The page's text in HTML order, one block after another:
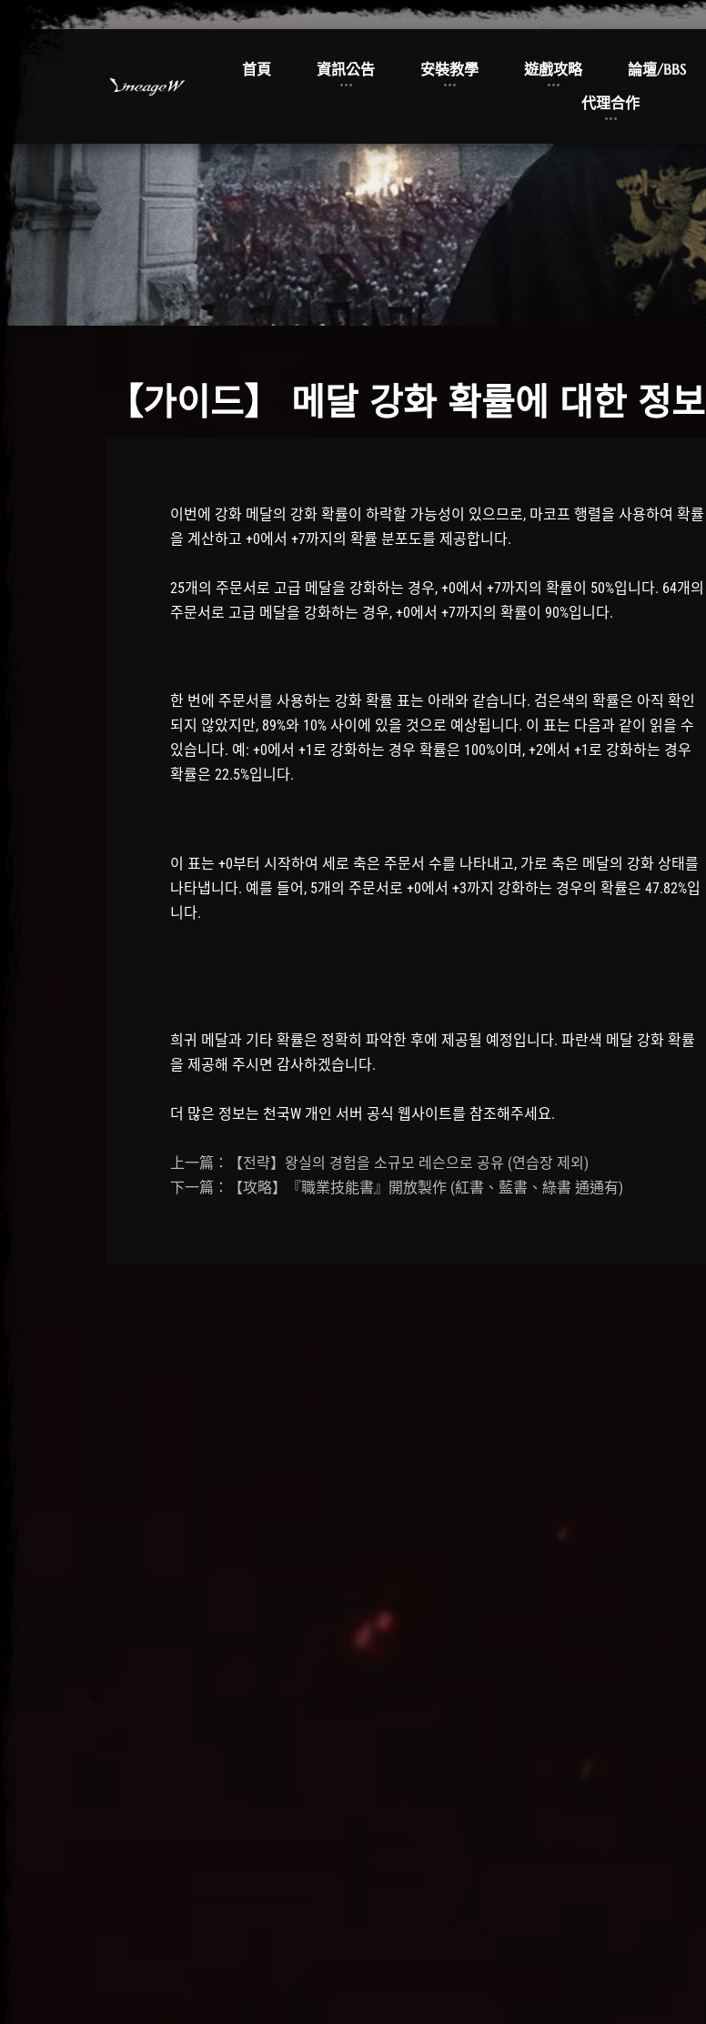
首頁 資訊公告 安裝教學 遊戲攻略 論壇/BBS
代理合作
【가이드】 메달 강화 확률에 대한 정보
이번에 강화 메달의 강화 확률이 하락할 가능성이 있으므로, 마코프 행렬을 사용하여 확률
을 계산하고 +0에서 +7까지의 확률 분포도를 제공합니다.
25개의 주문서로 고급 메달을 강화하는 경우, +0에서 +7까지의 확률이 50%입니다. 64개의
주문서로 고급 메달을 강화하는 경우, +0에서 +7까지의 확률이 90%입니다.
한 번에 주문서를 사용하는 강화 확률 표는 아래와 같습니다. 검은색의 확률은 아직 확인
되지 않았지만, 89%와 10% 사이에 있을 것으로 예상됩니다. 이 표는 다음과 같이 읽을 수
있습니다. 예: +0에서 +1로 강화하는 경우 확률은 100%이며, +2에서 +1로 강화하는 경우
확률은 22.5%입니다.
이 표는 +0부터 시작하여 세로 축은 주문서 수를 나타내고, 가로 축은 메달의 강화 상태를
나타냅니다. 예를 들어, 5개의 주문서로 +0에서 +3까지 강화하는 경우의 확률은 47.82%입
니다.
희귀 메달과 기타 확률은 정확히 파악한 후에 제공될 예정입니다. 파란색 메달 강화 확률
을 제공해 주시면 감사하겠습니다.
더 많은 정보는 천국W 개인 서버 공식 웹사이트를 참조해주세요.
上一篇：【전략】왕실의 경험을 소규모 레슨으로 공유 (연습장 제외)
下一篇：【攻略】『職業技能書』開放製作 (紅書、藍書、綠書 通通有)